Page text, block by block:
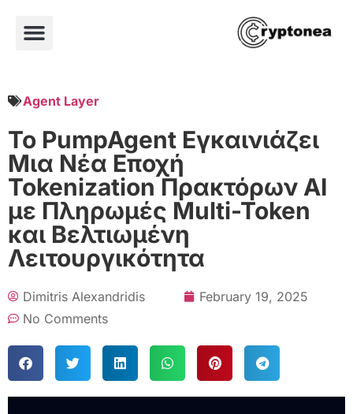
Agent Layer
To PumpAgent Εγκαινιάζει
Μια Νέα Εποχή
Tokenization Πρακτόρων AI
με Πληρωμές Multi-Token
και Βελτιωμένη
Λειτουργικότητα
Dimitris Alexandridis
February 19, 2025
No Comments